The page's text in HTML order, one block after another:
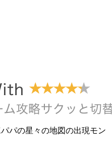
パの星々の地図の出現モン